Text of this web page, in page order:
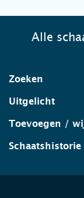
Alle
Zoeken
Uitgelicht
Toevoegen /
Schaatshistorie